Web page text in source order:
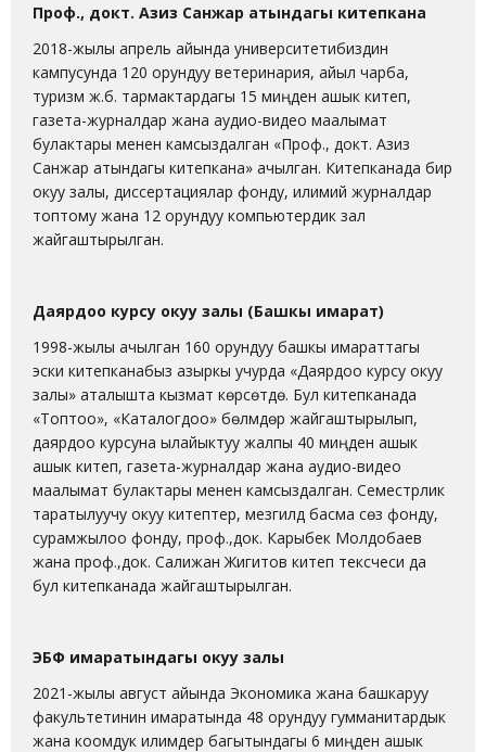
Проф., докт. Азиз Санжар атындагы китепкана
2018-жылы апрель айында университетибиздин
кампусунда 120 орундуу ветеринария, айыл чарба,
туризм ж.б. тармактардагы 15 миңден ашык китеп,
газета-журналдар жана аудио-видео маалымат
булактары менен камсыздалган «Проф., докт. Азиз
Санжар атындагы китепкана» ачылган. Китепканада бир
окуу залы, диссертациялар фонду, илимий журналдар
топтому жана 12 орундуу компьютердик зал
жайгаштырылган.
Даярдоо курсу окуу залы (Башкы имарат)
1998-жылы ачылган 160 орундуу башкы имараттагы
эски китепканабыз азыркы учурда «Даярдоо курсу окуу
залы» аталышта кызмат көрсөтүүдө. Бул китепканада
«Топтоо», «Каталогдоо» бөлүмдөрү жайгаштырылып,
даярдоо курсуна ылайыктуу жалпы 40 миңден ашык
ашык китеп, газета-журналдар жана аудио-видео
маалымат булактары менен камсыздалган. Семестрлик
таратылуучу окуу китептер, мезгилдүү басма сөз фонду,
сурамжылоо фонду, проф.,док. Карыбек Молдобаев
жана проф.,док. Салижан Жигитов китеп тексчеси да
бул китепканада жайгаштырылган.
ЭБФ имаратындагы окуу залы
2021-жылы август айында Экономика жана башкаруу
факультетинин имаратында 48 орундуу гумманитардык
жана коомдук илимдер багытындагы 6 миңден ашык